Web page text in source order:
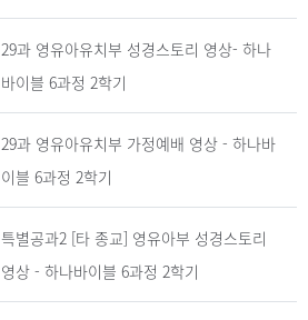
29과 영유아유치부 성경스토리 영상- 하나
바이블 6과정 2학기
29과 영유아유치부 가정예배 영상 - 하나바
이블 6과정 2학기
특별공과2 [타 종교] 영유아부 성경스토리
영상 - 하나바이블 6과정 2학기